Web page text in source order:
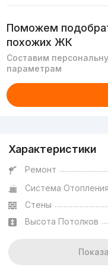
Поможем
похожих ЖК
Составим
параметрам
Характеристики
Ремонт
Система Отопления
Стены
Высота Потолков